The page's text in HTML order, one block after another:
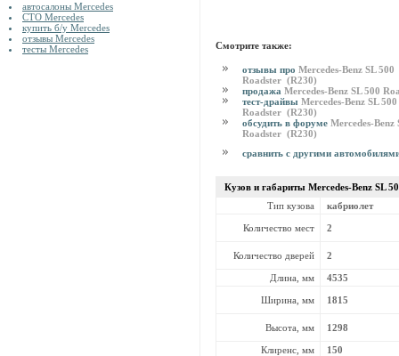
автосалоны Mercedes
СТО Mercedes
купить б/у Mercedes
отзывы Mercedes
тесты Mercedes
Смотрите также:
отзывы про Mercedes-Benz SL 500
Roadster (R230)
продажа Mercedes-Benz SL 500
тест-драйвы Mercedes-Benz SL 500
Roadster (R230)
обсудить в форуме Mercedes-Benz
Roadster (R230)
сравнить с другими
Кузов и габариты Mercedes-Benz SL
Тип кузова
кабриолет
Количество мест 2
Количество дверей 2
Длина, мм 4535
Ширина, мм 1815
Высота, мм 1298
Клиренс, мм
150